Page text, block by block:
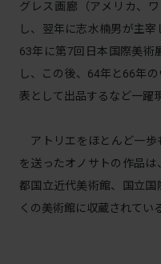
グレス画廊（アメリカ、
し、翌年に志水楠男が主
63年に第7回日本国際美術
し、この後、64年と66年
表として出品するなど一躍
アトリエをほとんど一歩
を送ったオノサトの作品
都国立近代美術館、国立
くの美術館に収蔵されてい